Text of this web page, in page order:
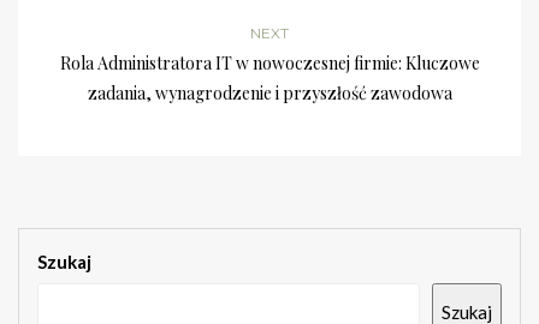
NEXT
Rola Administratora IT w nowoczesnej firmie: Kluczowe
zadania, wynagrodzenie i przyszłość zawodowa
Szukaj
Szukaj